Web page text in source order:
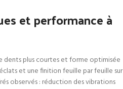
et performance à
dents plus courtes et forme optimisée
et une finition feuille par feuille sur
observés : réduction des vibrations